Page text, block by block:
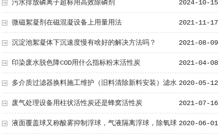
2024-10-15
污水排放磷离子超标用高效除磷剂
2021-11-17
微磁絮凝剂在磁混凝设备上用量用法
2021-08-09
沉淀池絮凝体下沉速度慢有啥好的解决方法吗？
2021-04-08
印染废水脱色降COD用什么指标粉末活性炭
2020-05-12
多介质过滤器换料施工维护（旧料清除新料安装）滤水
帽更换超洁净水帮你解决 2021-07-16
废气处理设备用柱状活性炭还是蜂窝活性炭
2020-06-01
液面覆盖球又称酸雾抑制浮球，气液隔离浮球，除氧球